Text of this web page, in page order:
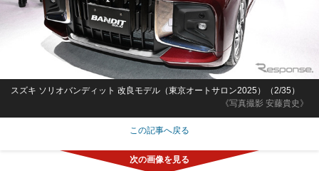
《写真撮影 安藤貴史》
スズキ ソリオバンディット 改良モデル（東京オートサロン2025）（2/35）
この記事へ戻る